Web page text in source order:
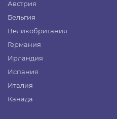
Австрия
Бельгия
Великобритания
Германия
Ирландия
Испания
Италия
Канада